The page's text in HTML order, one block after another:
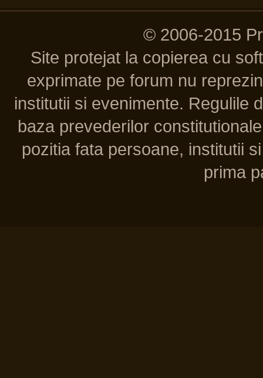
© 2006-2015
Site protejat la copierea cu
exprimate pe forum nu
institutii si evenimente. Regulile
baza prevederilor
pozitia fata persoane, institutii
prima